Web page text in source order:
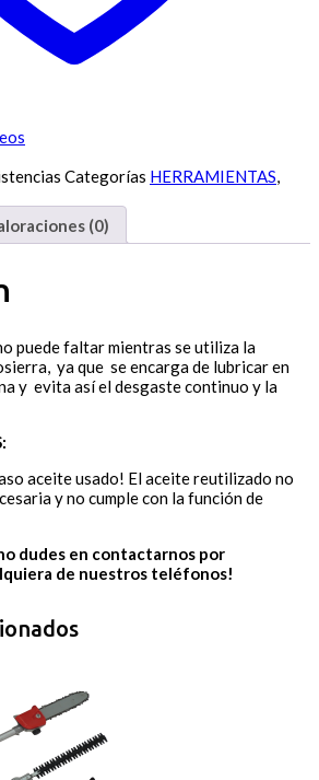
Categorías HERRAMIENTAS,
(0)
puede faltar mientras se utiliza la
ya que se encarga de lubricar en
y evita así el desgaste continuo y la
aceite usado! El aceite reutilizado no
y no cumple con la función de
dudes en contactarnos por
de nuestros teléfonos!